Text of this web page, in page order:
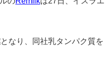
となり、同社乳タンパク質を